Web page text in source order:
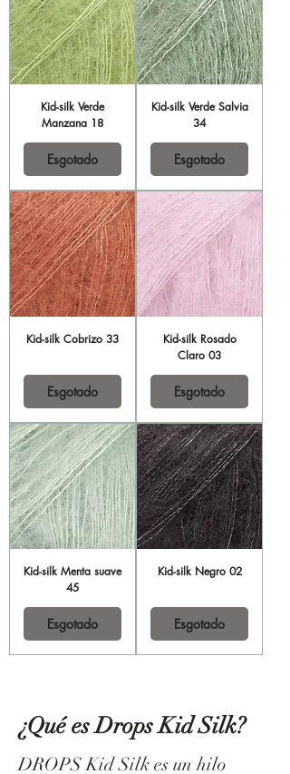
Kid-silk Verde
Manzana 18
Esgotado
Kid-silk Verde Salvia
34
Esgotado
Kid-silk Cobrizo 33
Esgotado
Kid-silk Rosado
Claro 03
Esgotado
Kid-silk Menta suave
45
Esgotado
Kid-silk Negro 02
Esgotado
¿Qué es Drops Kid Silk?
DROPS Kid Silk es un hilo